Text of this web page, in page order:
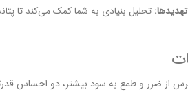
تحلیل بنیادی به شما کمک می‌کند تا
از ضرر و طمع به سود بیشتر، دو احساس